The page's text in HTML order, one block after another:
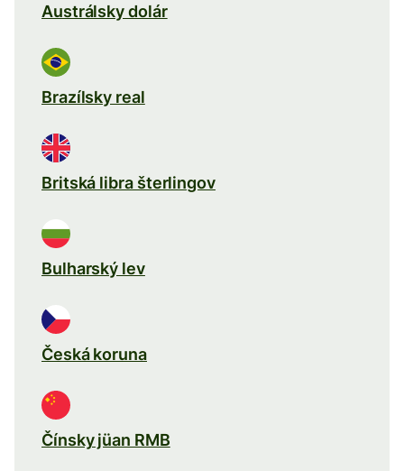
Austrálsky dolár
Brazílsky real
Britská libra šterlingov
Bulharský lev
Česká koruna
Čínsky jüan RMB